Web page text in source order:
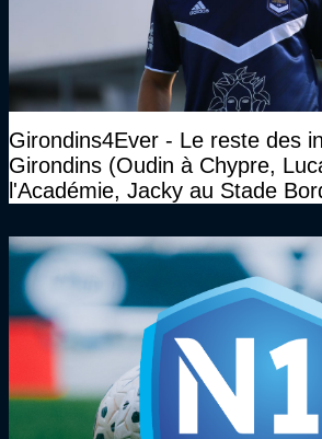
Girondins4Ever - Le reste des
Girondins (Oudin à Chypre,
l'Académie, Jacky au Stade